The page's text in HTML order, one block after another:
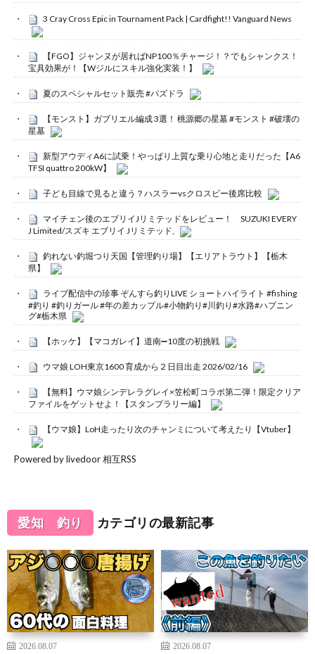
3 Cray Cross Epic in Tournament Pack | Cardfight!! Vanguard News
【FGO】ジャンヌが居ればNP100％チャージ！？でもシャンクス！
宝具効果が！【Wジルにスキル強化実装！】
夏のスペシャルセット販売 #パズドラ
【モンスト】ガブリエル編成 3選！ 桃源郷の星墓 #モンスト #破壊の
星墓
新型アウディA6に試乗！やっぱり上質な乗り心地と走りだった【A6
TFSI quattro 200kW】
子ども目線で見ると違う？ハスラーvsクロスビー後席比較
マイチェン後のエブリイJリミテッドをレビュー！ SUZUKI EVERY
J Limited/スズキ エブリイ Jリミテッド,
釣れない釣堀つり天国【管理釣り場】【エリアトラウト】【栃木
県】
ライブ配信中の珍事 ぞんすら釣りLIVE ショートハイライト #fishing
#釣り #釣りガール #年の差カップル#小物釣り#川釣り#水路#ハプニン
グ#栃木県
【ホッケ】【マコガレイ】道南➖10度の初挑戦
ウマ娘 LOH東京1600 育成から２日目出走 2026/02/16
【無料】ウマ娘シンデレラグレイ×笠松町コラボ第二弾！限定クリア
ファイルをゲットせよ！【スタンプラリー編】
【ウマ娘】LoH走ったり次のチャンミについて考えたり【Vtuber】
Powered by livedoor 相互RSS
愛知 釣り カテゴリの最新記事
2026.08.07 2026.08.07